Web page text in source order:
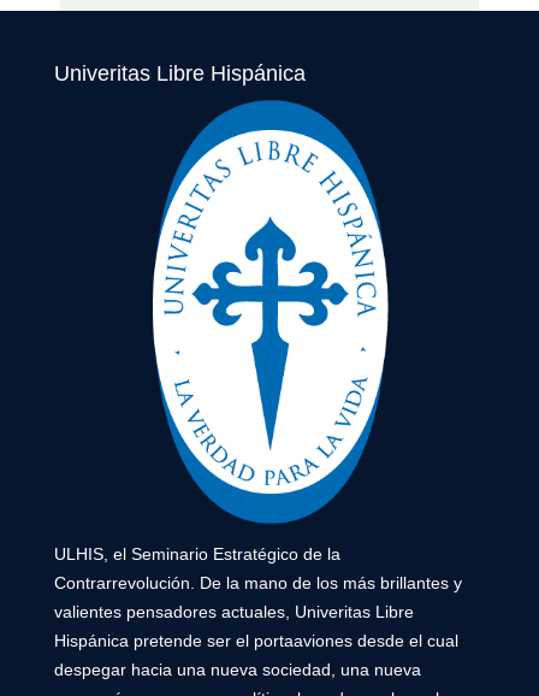
Univeritas Libre Hispánica
ULHIS, el Seminario Estratégico de la
Contrarrevolución. De la mano de los más brillantes y
valientes pensadores actuales, Univeritas Libre
Hispánica pretende ser el portaaviones desde el cual
despegar hacia una nueva sociedad, una nueva